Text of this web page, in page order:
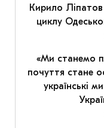
Кирило
циклу
«Ми станемо
почуття стане
українські